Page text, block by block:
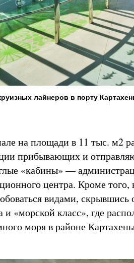
лайнеров в порту
на площади в 11 тыс. м2
прибывающих и
«кабины» —
центра. Кроме того,
видами, скрывшись
«морской класс», где
моря в районе